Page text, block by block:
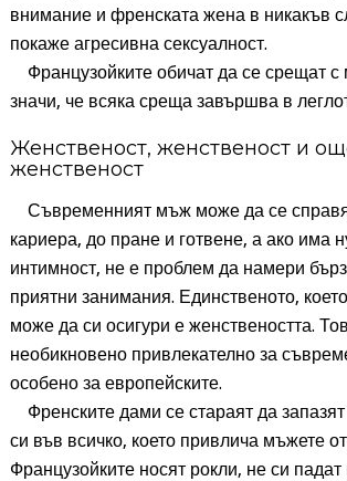
внимание и френската жена в никакъв
покаже агресивна сексуалност.
Французойките обичат да се срещат
значи, че всяка среща завършва в
Женственост, женственост и
женственост
Съвременният мъж може да се справя
кариера, до пране и готвене, а ако има
интимност, не е проблем да намери
приятни занимания. Единственото,
може да си осигури е женствеността.
необикновено привлекателно за
особено за европейските.
Френските дами се стараят да
си във всичко, което привлича мъжете
Французойките носят рокли, не си падат